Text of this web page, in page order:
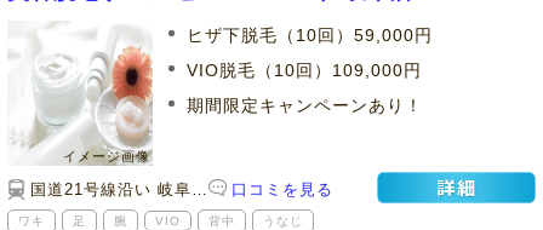
ヒザ下脱毛（10回）59,000円
VIO脱毛（10回）109,000円
期間限定キャンペーンあり！
国道21号線沿い 岐阜南署向かい 口コミを見る
ワキ 足 腕 VIO 背中 うなじ